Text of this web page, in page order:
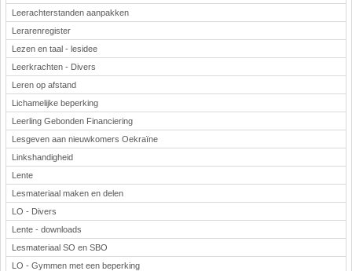
Leerachterstanden aanpakken
Lerarenregister
Lezen en taal - lesidee
Leerkrachten - Divers
Leren op afstand
Lichamelijke beperking
Leerling Gebonden Financiering
Lesgeven aan nieuwkomers Oekraïne
Linkshandigheid
Lente
Lesmateriaal maken en delen
LO - Divers
Lente - downloads
Lesmateriaal SO en SBO
LO - Gymmen met een beperking